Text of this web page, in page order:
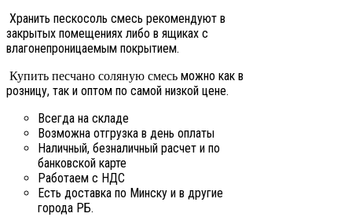
Хранить пескосоль смесь рекомендуют в
закрытых помещениях либо в ящиках с
влагонепроницаемым покрытием.
Купить песчано соляную смесь можно как в
розницу, так и оптом по самой низкой цене.
Всегда на складе
Возможна отгрузка в день оплаты
Наличный, безналичный расчет и по
банковской карте
Работаем с НДС
Есть доставка по Минску и в другие
города РБ.